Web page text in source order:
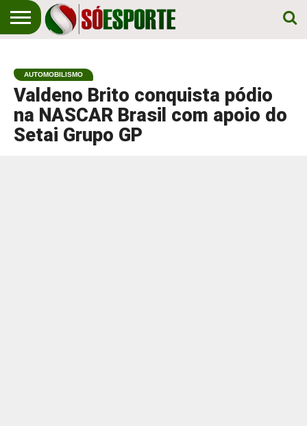
EM
PRIMEIRO
LUGAR!
ESPORTE
AUTOMOBILISMO
Valdeno Brito conquista pódio
na NASCAR Brasil com apoio do
Setai Grupo GP